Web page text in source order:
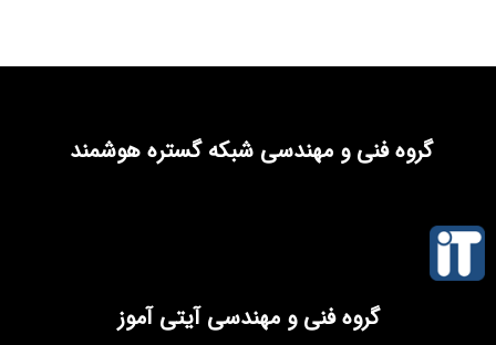
گروه فنی و مهندسی شبکه گستره هوشمند
گروه فنی و مهندسی آیتی آموز